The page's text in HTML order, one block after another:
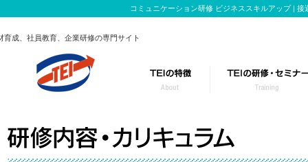
コミュニケーション研修 ビジネススキルアップ |
育成、社員教育、企業研修の専門サイト
研修のポイント